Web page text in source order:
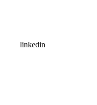
linkedin